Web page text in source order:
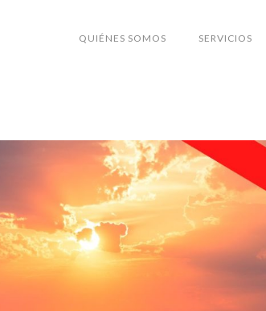
QUIÉNES SOMOS SERVICIOS